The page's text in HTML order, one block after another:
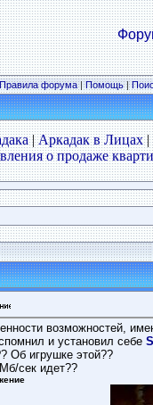
Правила форума|Помощь|
|Аркадак в Лицах|
о продаже
возможностей,
и установил себе
Об игрушке этой??
сек идет??